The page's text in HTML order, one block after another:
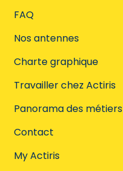
FAQ
Nos antennes
Charte graphique
Travailler chez Actiris
Panorama des métiers
Contact
My Actiris